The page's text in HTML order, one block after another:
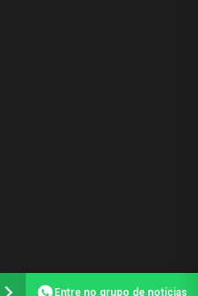
Entre no grupo de notícias